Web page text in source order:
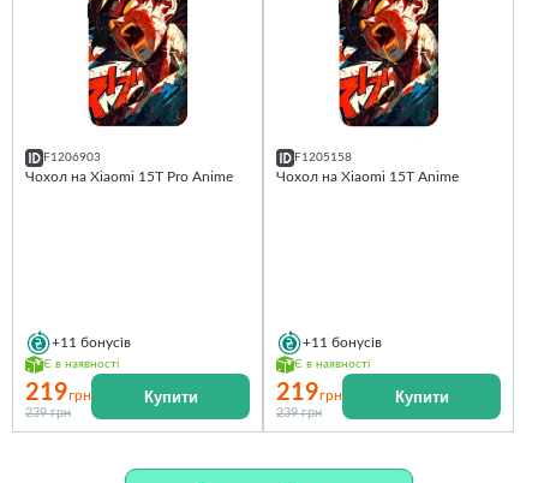
F1206903
Чохол на Xiaomi 15T Pro Anime
+11 бонусів
Є в наявності
219грн
239 грн
Купити
F1205158
Чохол на Xiaomi 15T Anime
+11 бонусів
Є в наявності
219грн
239 грн
Купити